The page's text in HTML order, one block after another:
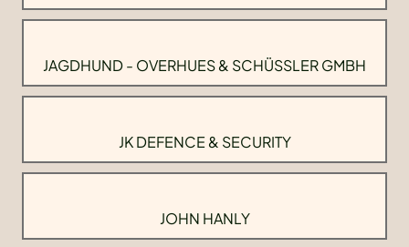
JAGDHUND - OVERHUES & SCHÜSSLER GMBH
JK DEFENCE & SECURITY
JOHN HANLY